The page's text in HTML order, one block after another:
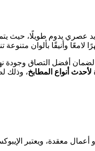
عصري يدوم طويلًا، حيث
وأنيقًا بألوان متنوعة
أفضل التصاق وجودة
لأحدث أنواع المطابخ، وذلك
معقدة، ويعتبر